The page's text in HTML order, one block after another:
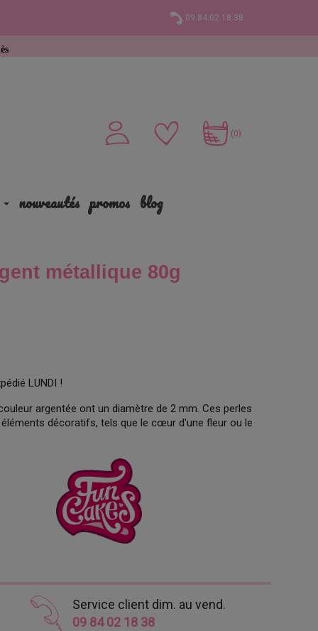
09.84.02.18.38
(0)
nouveautés promos blog
métallique 80g
LUNDI !
argentée ont un diamètre de 2 mm. Ces perles
décoratifs, tels que le cœur d'une fleur ou le
Service client dim. au vend.
09 84 02 18 38